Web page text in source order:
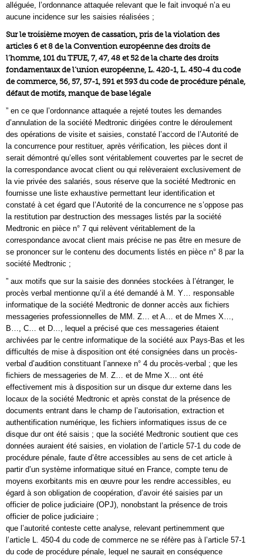
alléguée, l’ordonnance attaquée relevant que le fait invoqué n’a eu
aucune incidence sur les saisies réalisées ;
Sur le troisième moyen de cassation, pris de la violation des
articles 6 et 8 de la Convention européenne des droits de
l’homme, 101 du TFUE, 7, 47, 48 et 52 de la charte des droits
fondamentaux de l’union européenne, L. 420-1, L. 450-4 du code
de commerce, 56, 57, 57-1, 591 et 593 du code de procédure pénale,
défaut de motifs, manque de base légale
” en ce que l’ordonnance attaquée a rejeté toutes les demandes
d’annulation de la société Medtronic dirigées contre le déroulement
des opérations de visite et saisies, constaté l’accord de l’Autorité de
la concurrence pour restituer, après vérification, les pièces dont il
serait démontré qu’elles sont véritablement couvertes par le secret de
la correspondance avocat client ou qui relèveraient exclusivement de
la vie privée des salariés, sous réserve que la société Medtronic en
fournisse une liste exhaustive permettant leur identification et
constaté à cet égard que l’Autorité de la concurrence ne s’oppose pas
la restitution par destruction des messages listés par la société
Medtronic en pièce n° 7 qui relèvent véritablement de la
correspondance avocat client mais précise ne pas être en mesure de
se prononcer sur le contenu des documents listés en pièce n° 8 par la
société Medtronic ;
” aux motifs que sur la saisie des données stockées à l’étranger, le
procès verbal mentionne qu’il a été demandé à M. Y… responsable
informatique de la société Medtronic de donner accès aux fichiers
messageries professionnelles de MM. Z… et A… et de Mmes X…,
B…, C… et D…, lequel a précisé que ces messageries étaient
archivées par le centre informatique de la société aux Pays-Bas et les
difficultés de mise à disposition ont été consignées dans un procès-
verbal d’audition constituant l’annexe n° 4 du procès-verbal ; que les
fichiers de messageries de M. Z… et de Mme X… ont été
effectivement mis à disposition sur un disque dur externe dans les
locaux de la société Medtronic et après constat de la présence de
documents entrant dans le champ de l’autorisation, extraction et
authentification numérique, les fichiers informatiques issus de ce
disque dur ont été saisis ; que la société Medtronic soutient que ces
données auraient été saisies, en violation de l’article 57-1 du code de
procédure pénale, faute d’être accessibles au sens de cet article à
partir d’un système informatique situé en France, compte tenu de
moyens exorbitants mis en œuvre pour les rendre accessibles, eu
égard à son obligation de coopération, d’avoir été saisies par un
officier de police judiciaire (OPJ), nonobstant la présence de trois
officier de police judiciaire ;
que l’autorité conteste cette analyse, relevant pertinemment que
l’article L. 450-4 du code de commerce ne se réfère pas à l’article 57-1
du code de procédure pénale, lequel ne saurait en conséquence